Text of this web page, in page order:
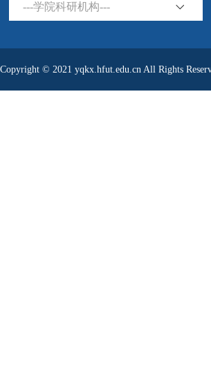
---学院科研机构---
Copyright © 2021 yqkx.hfut.edu.cn All Rights